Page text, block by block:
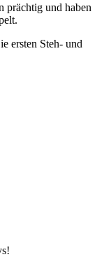
prächtig und haben
ersten Steh- und